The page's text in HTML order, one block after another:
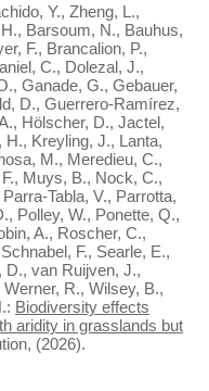
Y., Zheng, L.,
Barsoum, N., Bauhus,
F., Brancalion, P.,
C., Dolezal, J.,
Ganade, G., Gebauer,
D., Guerrero-Ramírez,
Hölscher, D., Jactel,
Kreyling, J., Lanta,
M., Meredieu, C.,
Muys, B., Nock, C.,
Tabla, V., Parrotta,
Polley, W., Ponette, Q.,
A., Roscher, C.,
F., Searle, E.,
D., van Ruijven, J.,
R., Wilsey, B.,
Biodiversity effects
aridity in grasslands but
(2026).